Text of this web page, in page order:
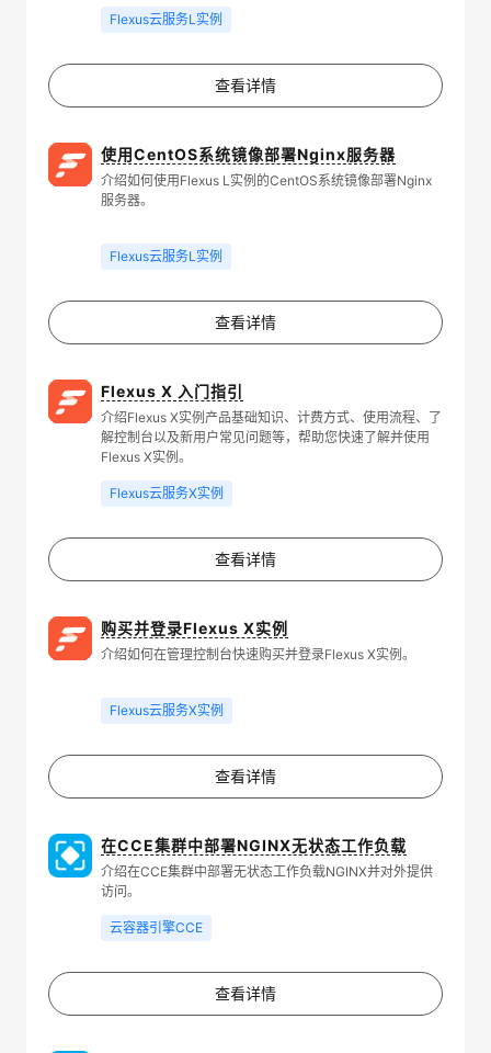
Flexus云服务L实例
查看详情
使用CentOS系统镜像部署Nginx服务器
介绍如何使用Flexus L实例的CentOS系统镜像部署Nginx
服务器。
Flexus云服务L实例
查看详情
Flexus X 入门指引
介绍Flexus X实例产品基础知识、计费方式、使用流程、了
解控制台以及新用户常见问题等，帮助您快速了解并使用
Flexus X实例。
Flexus云服务X实例
查看详情
购买并登录Flexus X实例
介绍如何在管理控制台快速购买并登录Flexus X实例。
Flexus云服务X实例
查看详情
在CCE集群中部署NGINX无状态工作负载
介绍在CCE集群中部署无状态工作负载NGINX并对外提供
访问。
云容器引擎CCE
查看详情